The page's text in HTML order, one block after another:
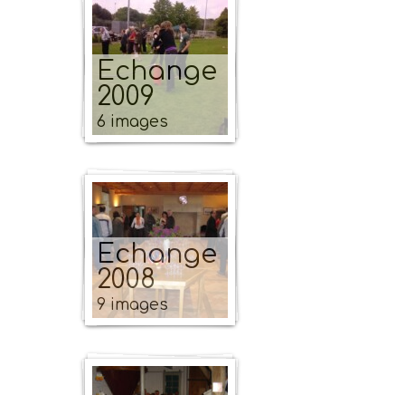
Echange
2009
6 images
Echange
2008
9 images